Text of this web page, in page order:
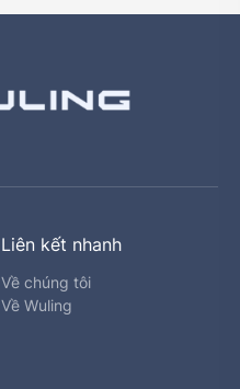
Liên kết nhanh
Về chúng tôi
Về Wuling